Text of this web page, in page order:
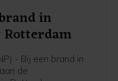
in
- Bij een brand in
de